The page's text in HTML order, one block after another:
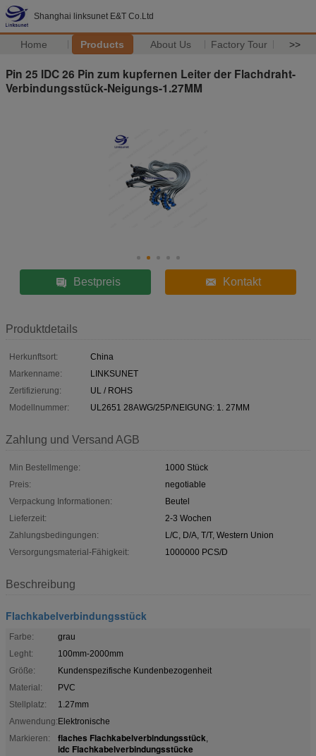
Shanghai linksunet E&T Co.Ltd
Home Products About Us Factory Tour >>
Pin 25 IDC 26 Pin zum kupfernen Leiter der Flachdraht-
Verbindungsstück-Neigungs-1.27MM
Bestpreis Kontakt
Produktdetails
Herkunftsort:
China
Markenname:
LINKSUNET
Zertifizierung:
UL / ROHS
Modellnummer:
UL2651 28AWG/25P/NEIGUNG: 1. 27MM
Zahlung und Versand AGB
Min Bestellmenge:
1000 Stück
Preis:
negotiable
Verpackung Informationen:
Beutel
Lieferzeit:
2-3 Wochen
Zahlungsbedingungen:
L/C, D/A, T/T, Western Union
Versorgungsmaterial-Fähigkeit:
1000000 PCS/D
Beschreibung
Flachkabelverbindungsstück
Farbe:
grau
Leght:
100mm-2000mm
Größe:
Kundenspezifische Kundenbezogenheit
Material:
PVC
Stellplatz:
1.27mm
Anwendung:Elektronische
Markieren:
flaches Flachkabelverbindungsstück,
idc Flachkabelverbindungsstücke